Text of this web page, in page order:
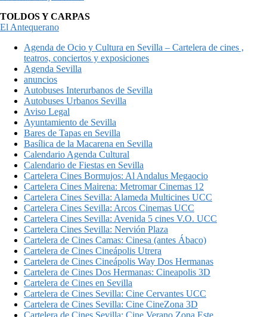
TOLDOS Y CARPAS
El Antequerano
Agenda de Ocio y Cultura en Sevilla – Cartelera de cines ,
teatros, conciertos y exposiciones
Agenda Sevilla
anuncios
Autobuses Interurbanos de Sevilla
Autobuses Urbanos Sevilla
Aviso Legal
Ayuntamiento de Sevilla
Bares de Tapas en Sevilla
Basílica de la Macarena en Sevilla
Calendario Agenda Cultural
Calendario de Fiestas en Sevilla
Cartelera Cines Bormujos: Al Andalus Megaocio
Cartelera Cines Mairena: Metromar Cinemas 12
Cartelera Cines Sevilla: Alameda Multicines UCC
Cartelera Cines Sevilla: Arcos Cinemas UCC
Cartelera Cines Sevilla: Avenida 5 cines V.O. UCC
Cartelera Cines Sevilla: Nervión Plaza
Cartelera de Cines Camas: Cinesa (antes Ábaco)
Cartelera de Cines Cineápolis Utrera
Cartelera de Cines Cineápolis Way Dos Hermanas
Cartelera de Cines Dos Hermanas: Cineapolis 3D
Cartelera de Cines en Sevilla
Cartelera de Cines Sevilla: Cine Cervantes UCC
Cartelera de Cines Sevilla: Cine CineZona 3D
Cartelera de Cines Sevilla: Cine Verano Zona Este